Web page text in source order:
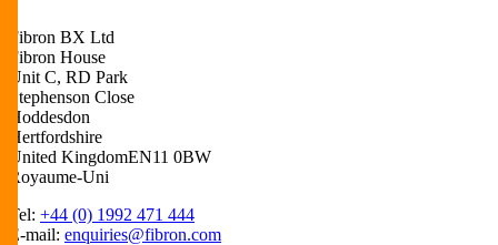
Fibron BX Ltd
Fibron House
Unit C, RD Park
Stephenson Close
Hoddesdon
Hertfordshire
United KingdomEN11 0BW
Royaume-Uni
Tel: +44 (0) 1992 471 444
E-mail: enquiries@fibron.com